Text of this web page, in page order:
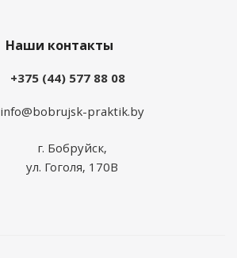
Наши контакты
+375 (44) 577 88 08
info@bobrujsk-praktik.by
г. Бобруйск,
ул. Гоголя, 170В